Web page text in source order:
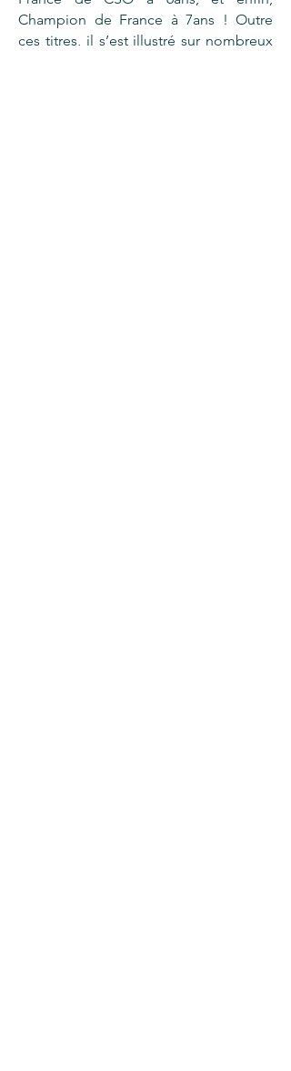
Champion de France à 7ans ! Outre
ces titres, il s’est illustré sur nombreux